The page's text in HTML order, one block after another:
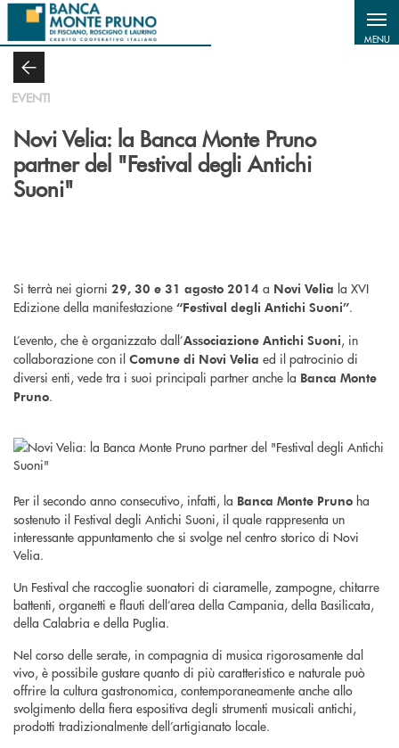
Salta al contenuto principale
MENU
EVENTI
Novi Velia: la Banca Monte Pruno
partner del "Festival degli Antichi
Suoni"
Si terrà nei giorni 29, 30 e 31 agosto 2014 a Novi Velia la XVI
Edizione della manifestazione “Festival degli Antichi Suoni”.
L’evento, che è organizzato dall’Associazione Antichi Suoni, in
collaborazione con il Comune di Novi Velia ed il patrocinio di
diversi enti, vede tra i suoi principali partner anche la Banca Monte
Pruno.
Per il secondo anno consecutivo, infatti, la Banca Monte Pruno ha
sostenuto il Festival degli Antichi Suoni, il quale rappresenta un
interessante appuntamento che si svolge nel centro storico di Novi
Velia.
Un Festival che raccoglie suonatori di ciaramelle, zampogne, chitarre
battenti, organetti e flauti dell’area della Campania, della Basilicata,
della Calabria e della Puglia.
Nel corso delle serate, in compagnia di musica rigorosamente dal
vivo, è possibile gustare quanto di più caratteristico e naturale può
offrire la cultura gastronomica, contemporaneamente anche allo
svolgimento della fiera espositiva degli strumenti musicali antichi,
prodotti tradizionalmente dell’artigianato locale.